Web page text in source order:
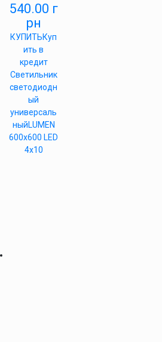
540.00 г
рн
КУПИТЬКуп
ить в
кредит
Светильник
светодиодн
ый
универсаль
ныйLUMEN
600х600 LED
4х10